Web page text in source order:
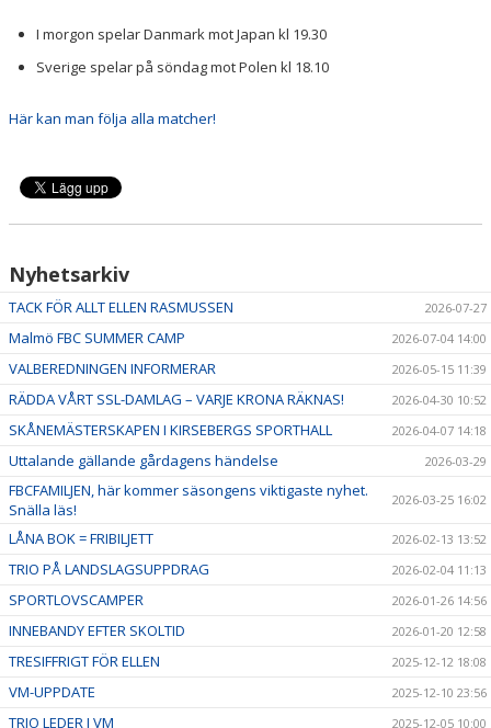
I morgon spelar Danmark mot Japan kl 19.30
Sverige spelar på söndag mot Polen kl 18.10
Här kan man följa alla matcher!
Nyhetsarkiv
TACK FÖR ALLT ELLEN RASMUSSEN 2026-07-27
Malmö FBC SUMMER CAMP 2026-07-04 14:00
VALBEREDNINGEN INFORMERAR 2026-05-15 11:39
RÄDDA VÅRT SSL-DAMLAG – VARJE KRONA RÄKNAS! 2026-04-30 10:52
SKÅNEMÄSTERSKAPEN I KIRSEBERGS SPORTHALL 2026-04-07 14:18
Uttalande gällande gårdagens händelse 2026-03-29
FBCFAMILJEN, här kommer säsongens viktigaste nyhet.
Snälla läs!
2026-03-25 16:02
LÅNA BOK = FRIBILJETT 2026-02-13 13:52
TRIO PÅ LANDSLAGSUPPDRAG 2026-02-04 11:13
SPORTLOVSCAMPER 2026-01-26 14:56
INNEBANDY EFTER SKOLTID 2026-01-20 12:58
TRESIFFRIGT FÖR ELLEN 2025-12-12 18:08
VM-UPPDATE 2025-12-10 23:56
TRIO LEDER I VM 2025-12-05 10:00